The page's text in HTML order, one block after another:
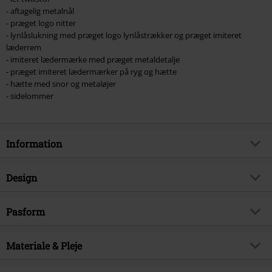
- aftagelig metalnål
- præget logo nitter
- lynlåslukning med præget logo lynlåstrækker og præget imiteret
læderrem
- imiteret lædermærke med præget metaldetalje
- præget imiteret lædermærker på ryg og hætte
- hætte med snor og metaløjer
- sidelommer
Information
Artikelnr.
Musikgenre
Produktemne
Bandmerchandise, Festival, Bands
Design
Produkttype
Tryk
Pasform
Længde
Materiale & Pleje